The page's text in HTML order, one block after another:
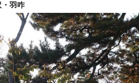
・羽咋